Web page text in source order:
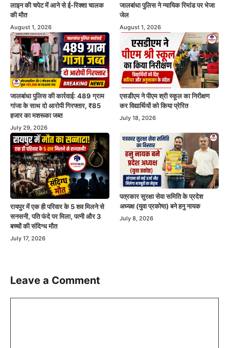
लाइन की चपेट में आने से ई-रिक्शा चालक
की मौत
August 1, 2026
जालबांधा पुलिस ने न्यायिक रिमांड पर भेजा
जेल
August 1, 2026
जालबांधा पुलिस की कार्रवाई: 489 ग्राम
गांजा के साथ दो आरोपी गिरफ्तार, ₹85
हजार का मशरूका जब्त
July 29, 2026
एसडीएम ने पीएम श्री स्कूल का निरीक्षण
कर विद्यार्थियों को किया प्रेरित
July 18, 2026
रायपुर में एक ही परिवार के 5 शव मिलने से
सनसनी, पति फंदे पर मिला, पत्नी और 3
बच्चों की संदिग्ध मौत
July 17, 2026
पत्रकार सुरक्षा सेवा समिति के प्रदेश
अध्यक्ष (युवा प्रकोष्ठ) बने हनु नायक
July 8, 2026
Leave a Comment